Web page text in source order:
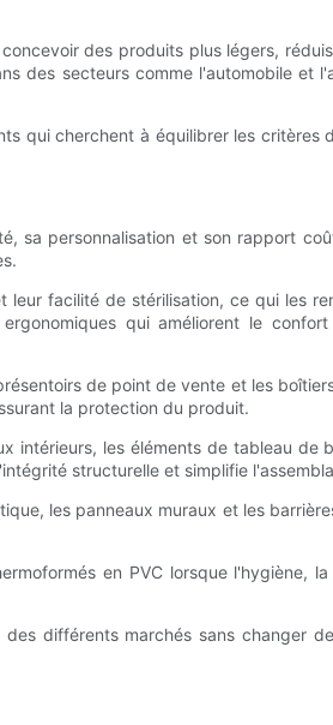
des produits plus légers,
des secteurs comme l'automobile et
qui cherchent à équilibrer les
sa personnalisation et son rapport
facilité de stérilisation, ce qui les
qui améliorent le
de point de vente et les
la protection du produit.
intérieurs, les éléments de tableau de
structurelle et simplifie
les panneaux muraux et les
en PVC lorsque l'hygiène,
différents marchés sans changer